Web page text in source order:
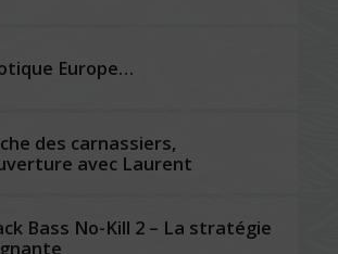
Europe…
des carnassiers,
avec Laurent
Bass No-Kill 2 – La stratégie